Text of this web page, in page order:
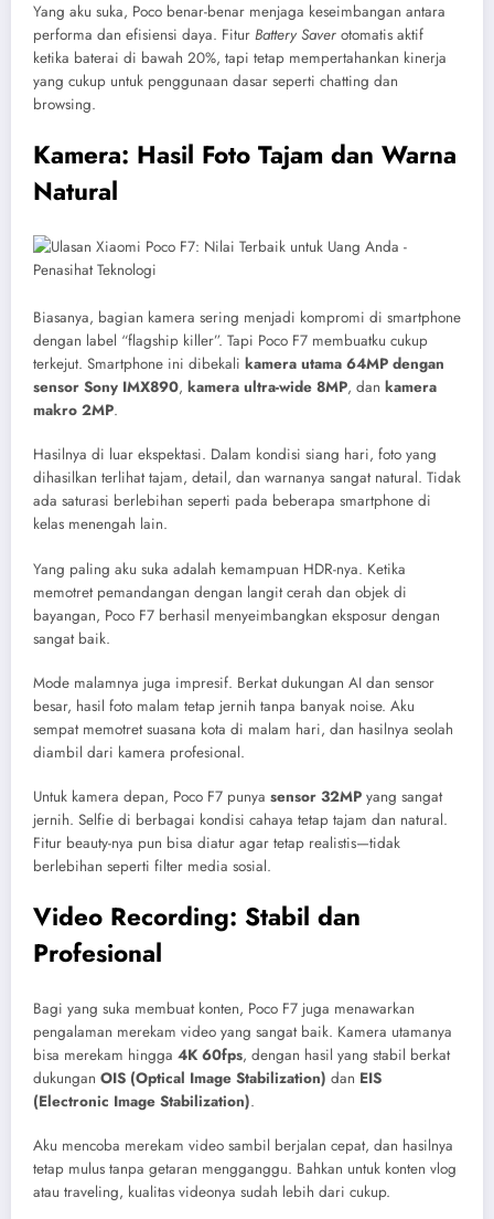
Yang aku suka, Poco benar-benar menjaga keseimbangan antara
performa dan efisiensi daya. Fitur Battery Saver otomatis aktif
ketika baterai di bawah 20%, tapi tetap mempertahankan kinerja
yang cukup untuk penggunaan dasar seperti chatting dan
browsing.
Kamera: Hasil Foto Tajam dan Warna
Natural
Biasanya, bagian kamera sering menjadi kompromi di smartphone
dengan label “flagship killer”. Tapi Poco F7 membuatku cukup
terkejut. Smartphone ini dibekali kamera utama 64MP dengan
sensor Sony IMX890, kamera ultra-wide 8MP, dan kamera
makro 2MP.
Hasilnya di luar ekspektasi. Dalam kondisi siang hari, foto yang
dihasilkan terlihat tajam, detail, dan warnanya sangat natural. Tidak
ada saturasi berlebihan seperti pada beberapa smartphone di
kelas menengah lain.
Yang paling aku suka adalah kemampuan HDR-nya. Ketika
memotret pemandangan dengan langit cerah dan objek di
bayangan, Poco F7 berhasil menyeimbangkan eksposur dengan
sangat baik.
Mode malamnya juga impresif. Berkat dukungan AI dan sensor
besar, hasil foto malam tetap jernih tanpa banyak noise. Aku
sempat memotret suasana kota di malam hari, dan hasilnya seolah
diambil dari kamera profesional.
Untuk kamera depan, Poco F7 punya sensor 32MP yang sangat
jernih. Selfie di berbagai kondisi cahaya tetap tajam dan natural.
Fitur beauty-nya pun bisa diatur agar tetap realistis—tidak
berlebihan seperti filter media sosial.
Video Recording: Stabil dan
Profesional
Bagi yang suka membuat konten, Poco F7 juga menawarkan
pengalaman merekam video yang sangat baik. Kamera utamanya
bisa merekam hingga 4K 60fps, dengan hasil yang stabil berkat
dukungan OIS (Optical Image Stabilization) dan EIS
(Electronic Image Stabilization).
Aku mencoba merekam video sambil berjalan cepat, dan hasilnya
tetap mulus tanpa getaran mengganggu. Bahkan untuk konten vlog
atau traveling, kualitas videonya sudah lebih dari cukup.